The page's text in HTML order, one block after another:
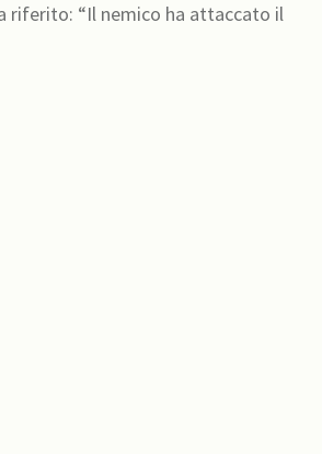
riferito: “Il nemico ha attaccato il